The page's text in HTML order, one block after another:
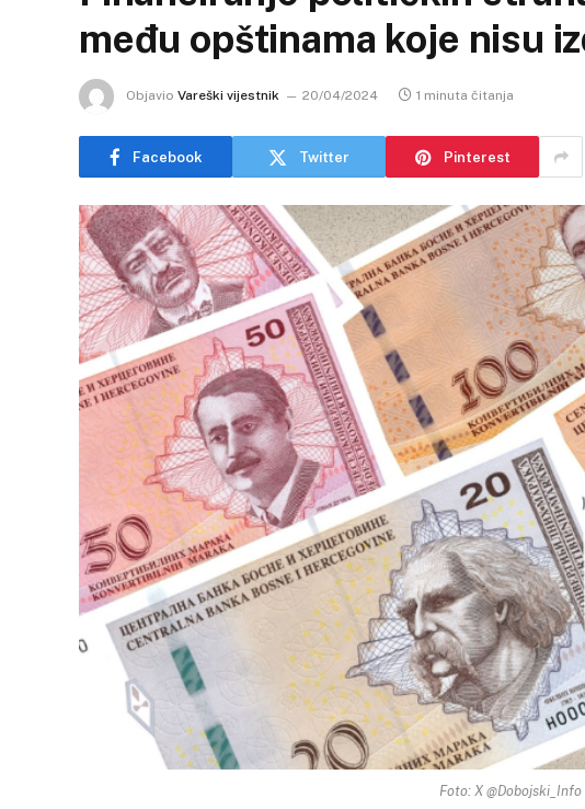
među opštinama koje nisu
Objavio Vareški vijestnik 20/04/2024 1 minuta čitanja
Facebook Twitter Pinterest
Foto: X @Dobojski_Info